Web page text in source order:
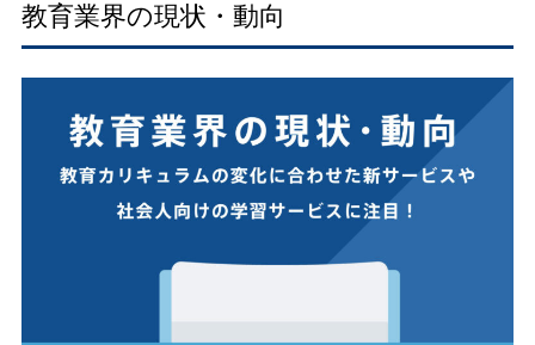
教育業界の現状・動向